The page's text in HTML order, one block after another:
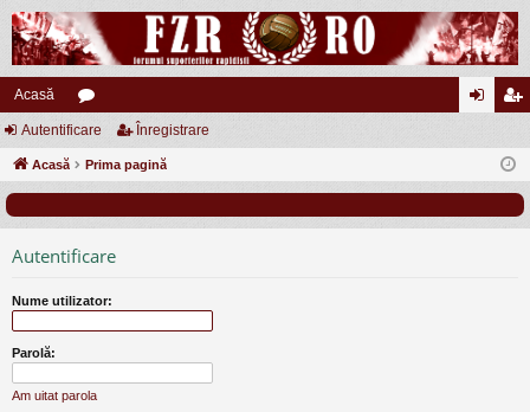
Acasă
or
u eg
Autentificare Înregistrare
Acasă Prima pagină
Autentificare
Nume utilizator:
Parolă:
Am uitat parola